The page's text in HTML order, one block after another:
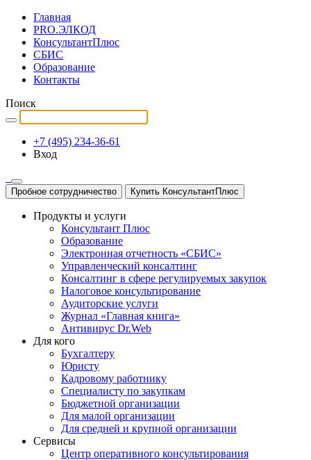
Главная
PRO.ЭЛКОД
КонсультантПлюс
СБИС
Образование
Контакты
Поиск
+7 (495) 234-36-61
Вход
Пробное сотрудничество Купить КонсультантПлюс
Продукты и услуги
Консультант Плюс
Образование
Электронная отчетность «СБИС»
Управленческий консалтинг
Консалтинг в сфере регулируемых закупок
Налоговое консультирование
Аудиторские услуги
Журнал «Главная книга»
Антивирус Dr.Web
Для кого
Бухгалтеру
Юристу
Кадровому работнику
Специалисту по закупкам
Бюджетной организации
Для малой организации
Для средней и крупной организации
Сервисы
Центр оперативного консультирования